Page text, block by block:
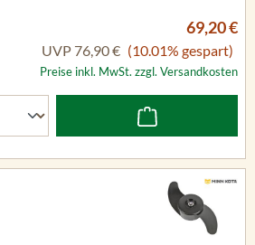
69,20 €
UVP 76,90 € (10.01% gespart)
Preise inkl. MwSt. zzgl. Versandkosten